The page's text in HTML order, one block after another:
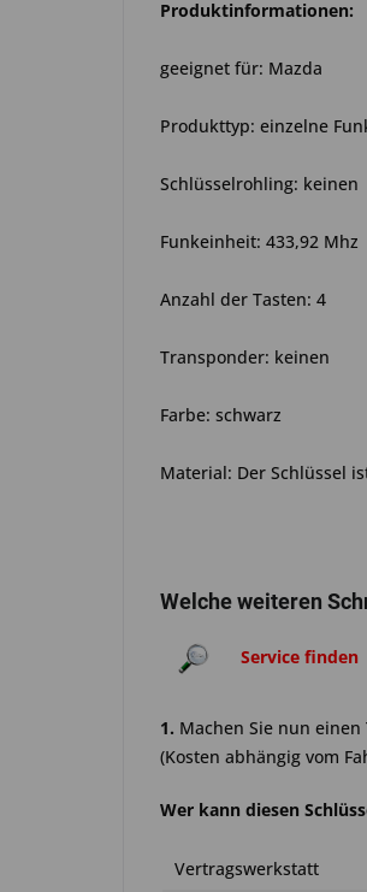
Produktinformationen:
geeignet für: Mazda
Produkttyp: einzelne
Schlüsselrohling: keinen
Funkeinheit: 433,92 Mhz
Anzahl der Tasten: 4
Transponder: keinen
Farbe: schwarz
Material: Der Schlüssel
Welche weiteren
Service finden
1. Machen Sie nun
(Kosten abhängig vom
Wer kann diesen
Vertragswerkstatt